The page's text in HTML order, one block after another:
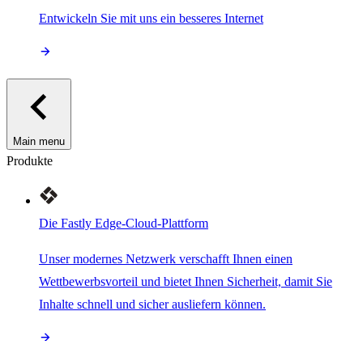
Entwickeln Sie mit uns ein besseres Internet
Main menu
Produkte
Die Fastly Edge-Cloud-Plattform
Unser modernes Netzwerk verschafft Ihnen einen
Wettbewerbsvorteil und bietet Ihnen Sicherheit, damit Sie
Inhalte schnell und sicher ausliefern können.